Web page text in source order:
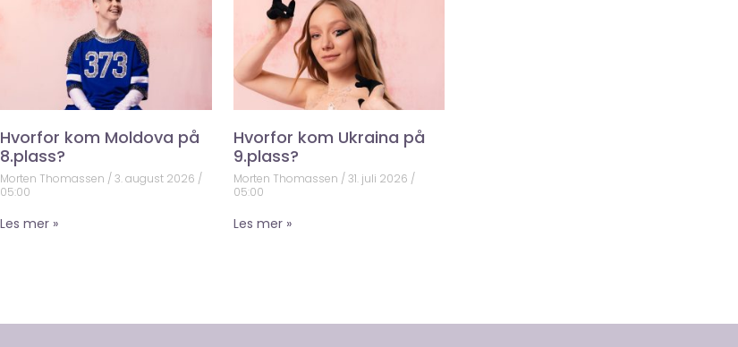
Hvorfor kom Moldova på
8.plass?
Morten Thomassen
3. august 2026
05:00
Les mer »
Hvorfor kom Ukraina på
9.plass?
Morten Thomassen 31. juli 2026
05:00
Les mer »